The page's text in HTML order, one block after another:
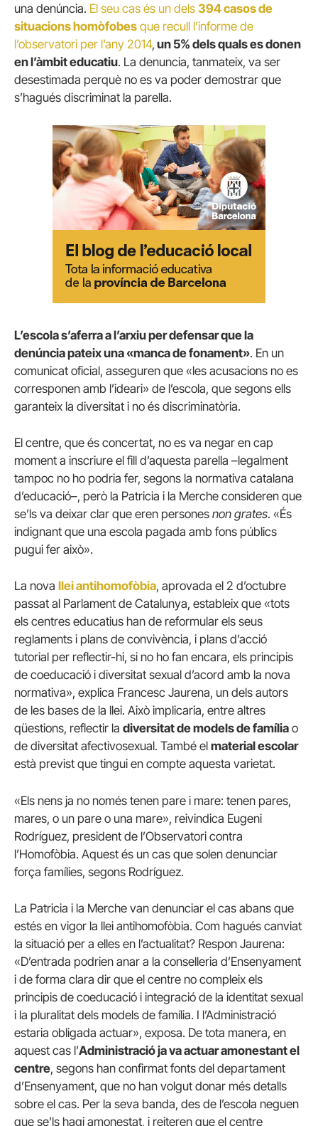
una denúncia. El seu cas és un dels 394 casos de
situacions homòfobes que recull l’informe de
l’observatori per l’any 2014, un 5% dels quals es donen
en l’àmbit educatiu. La denuncia, tanmateix, va ser
desestimada perquè no es va poder demostrar que
s’hagués discriminat la parella.
L’escola s’aferra a l’arxiu per defensar que la
denúncia pateix una «manca de fonament». En un
comunicat oficial, asseguren que «les acusacions no es
corresponen amb l’ideari» de l’escola, que segons ells
garanteix la diversitat i no és discriminatòria.
El centre, que és concertat, no es va negar en cap
moment a inscriure el fill d’aquesta parella –legalment
tampoc no ho podria fer, segons la normativa catalana
d’educació–, però la Patricia i la Merche consideren que
se’ls va deixar clar que eren persones non grates. «És
indignant que una escola pagada amb fons públics
pugui fer això».
La nova llei antihomofòbia, aprovada el 2 d’octubre
passat al Parlament de Catalunya, estableix que «tots
els centres educatius han de reformular els seus
reglaments i plans de convivència, i plans d’acció
tutorial per reflectir-hi, si no ho fan encara, els principis
de coeducació i diversitat sexual d’acord amb la nova
normativa», explica Francesc Jaurena, un dels autors
de les bases de la llei. Això implicaria, entre altres
qüestions, reflectir la diversitat de models de família o
de diversitat afectivosexual. També el material escolar
està previst que tingui en compte aquesta varietat.
«Els nens ja no només tenen pare i mare: tenen pares,
mares, o un pare o una mare», reivindica Eugeni
Rodríguez, president de l’Observatori contra
l’Homofòbia. Aquest és un cas que solen denunciar
força famílies, segons Rodríguez.
La Patricia i la Merche van denunciar el cas abans que
estés en vigor la llei antihomofòbia. Com hagués canviat
la situació per a elles en l’actualitat? Respon Jaurena:
«D’entrada podrien anar a la conselleria d’Ensenyament
i de forma clara dir que el centre no compleix els
principis de coeducació i integració de la identitat sexual
i la pluralitat dels models de família. I l’Administració
estaria obligada actuar», exposa. De tota manera, en
aquest cas l’Administració ja va actuar amonestant el
centre, segons han confirmat fonts del departament
d’Ensenyament, que no han volgut donar més detalls
sobre el cas. Per la seva banda, des de l’escola neguen
que se’ls hagi amonestat, i reiteren que el centre